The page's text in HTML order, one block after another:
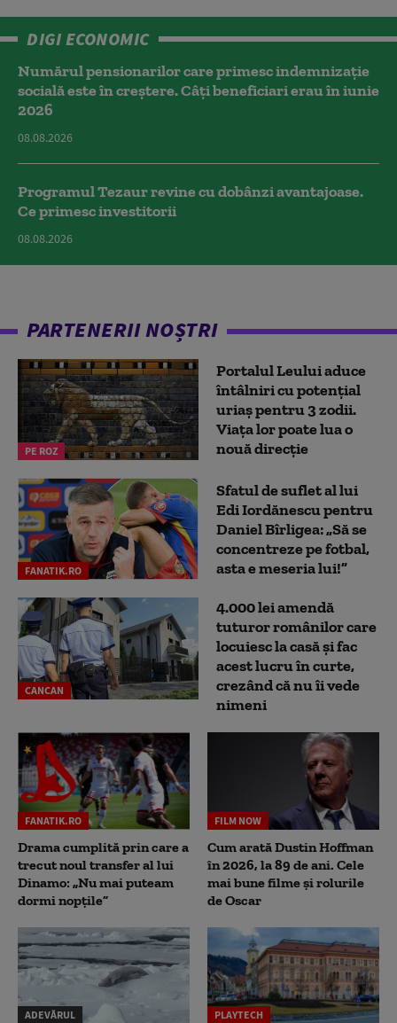
DIGI ECONOMIC
Numărul pensionarilor care primesc indemnizaţie
socială este în creștere. Câți beneficiari erau în iunie
2026
08.08.2026
Programul Tezaur revine cu dobânzi avantajoase.
Ce primesc investitorii
08.08.2026
PARTENERII NOȘTRI
PE ROZ
Portalul Leului aduce
întâlniri cu potențial
uriaș pentru 3 zodii.
Viața lor poate lua o
nouă direcție
FANATIK.RO
Sfatul de suflet al lui
Edi Iordănescu pentru
Daniel Bîrligea: „Să se
concentreze pe fotbal,
asta e meseria lui!”
CANCAN
4.000 lei amendă
tuturor românilor care
locuiesc la casă și fac
acest lucru în curte,
crezând că nu îi vede
nimeni
FANATIK.RO
Drama cumplită prin care a
trecut noul transfer al lui
Dinamo: „Nu mai puteam
dormi nopțile”
FILM NOW
Cum arată Dustin Hoffman
în 2026, la 89 de ani. Cele
mai bune filme și rolurile
de Oscar
ADEVĂRUL PLAYTECH